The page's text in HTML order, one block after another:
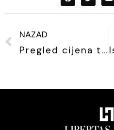
NAZAD
Pregled cijena tržišta nekretnina u Hrvatskoj